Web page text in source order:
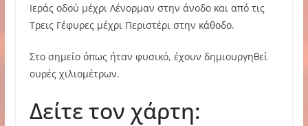
Ιεράς οδού μέχρι Λένορμαν στην άνοδο και από τις
Τρεις Γέφυρες μέχρι Περιστέρι στην κάθοδο.
Στο σημείο όπως ήταν φυσικό, έχουν δημιουργηθεί
ουρές χιλιομέτρων.
Δείτε τον χάρτη: